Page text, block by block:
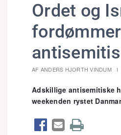
Ordet og
AF ANDERS HJORTH VINDUM
Adskillige antisemitiske
weekenden rystet
  